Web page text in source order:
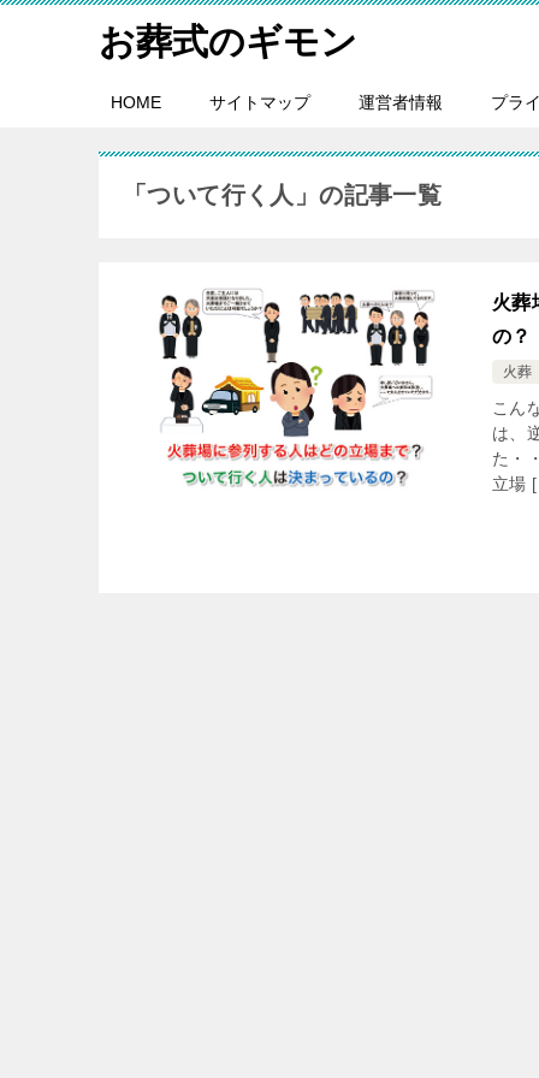
お葬式のギモン
HOME サイトマップ 運営者情報 プラ
「ついて行く人」の記事一覧
火葬
の？
火葬
こん
は、
た・
立場